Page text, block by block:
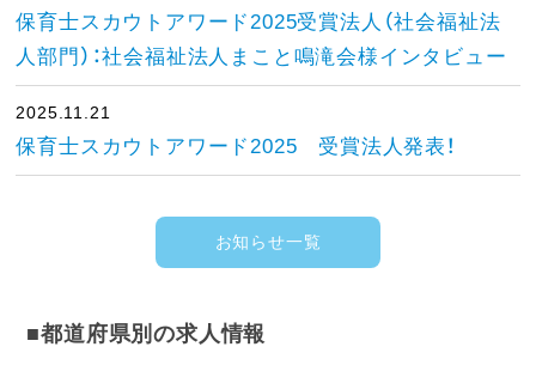
保育士スカウトアワード2025受賞法人（社会福祉法
人部門）：社会福祉法人まこと鳴滝会様インタビュー
2025.11.21
保育士スカウトアワード2025 受賞法人発表！
お知らせ一覧
■都道府県別の求人情報